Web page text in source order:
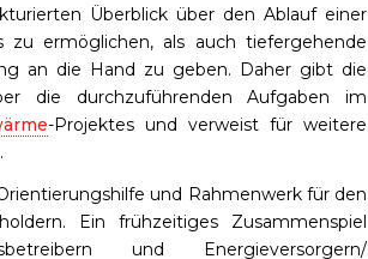
Überblick über den Ablauf einer
zu ermöglichen, als auch tiefergehende
an die Hand zu geben. Daher gibt die
die durchzuführenden Aufgaben im
-Projektes und verweist für weitere
und Rahmenwerk für den
Ein frühzeitiges Zusammenspiel
und Energieversorgern/